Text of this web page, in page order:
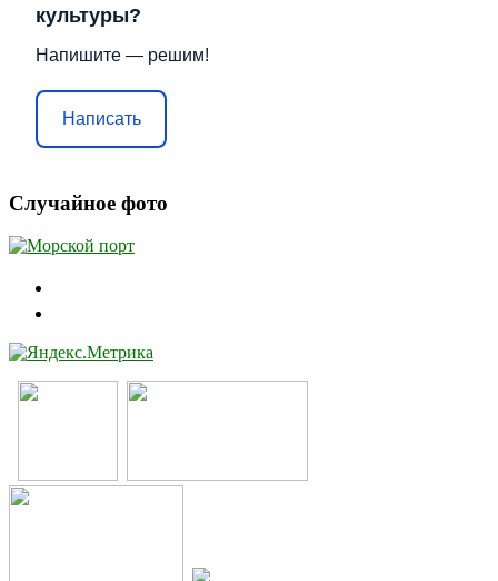
культуры?
Напишите — решим!
Написать
Случайное фото